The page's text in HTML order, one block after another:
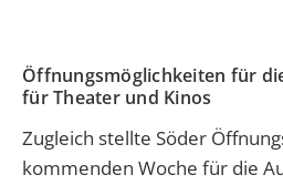
Öffnungsmöglichkeiten für
für Theater und Kinos
Zugleich stellte Söder
kommenden Woche für die